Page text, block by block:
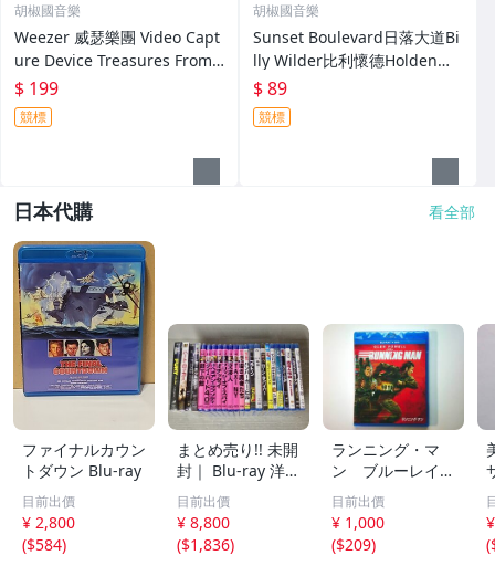
胡椒國音樂
Weezer 威瑟樂團 Video Capt
ure Device Treasures From t
he VAult 1991-2002
$ 199
競標
胡椒國音樂
Sunset Boulevard日落大道Bi
lly Wilder比利懷德Holden威
廉荷頓Gloria Swanson葛洛莉
亞斯旺森
$ 89
競標
日本代購 看全部
ファイナルカウン
トダウン Blu-ray
目前出價
¥ 2,800
($584)
まとめ売り!! 未開
封｜ Blu-ray 洋画
まとめて23本セ
ット!! プラトー
ン/オデッセイ/ボ
ヘミアン・ラプソ
目前出價
¥ 8,800
($1,836)
ランニング・マ
ン ブルーレイ
＋ ＤＶＤ セット
グレン・パウエル
エドガー・ライト
目前出價
¥ 1,000
($209)
(